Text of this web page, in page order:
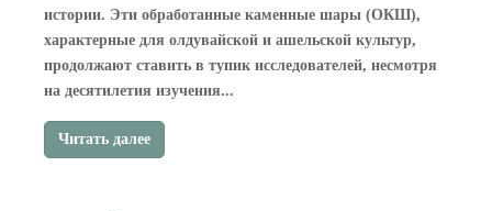
истории. Эти обработанные каменные шары (ОКШ),
характерные для олдувайской и ашельской культур,
продолжают ставить в тупик исследователей, несмотря
на десятилетия изучения...
Читать далее